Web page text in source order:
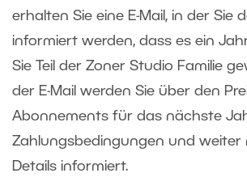
erhalten Sie eine E-Mail, in der Sie
informiert werden, dass es ein
Sie Teil der Zoner Studio Familie
der E-Mail werden Sie über den
Abonnements für das nächste
Zahlungsbedingungen und weiter
Details informiert.